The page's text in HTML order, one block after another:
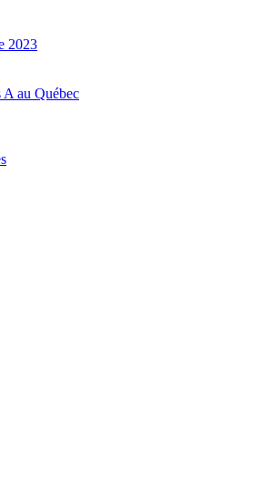
2023
au Québec